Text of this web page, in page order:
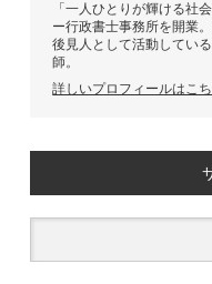
「一人ひとりが輝ける社
ー行政書士事務所を開業
後見人として活動してい
師。
詳しいプロフィールはこ